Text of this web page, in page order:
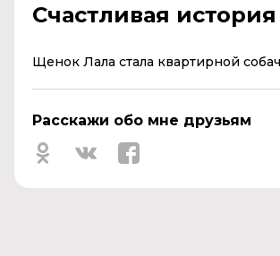
Счастливая история
Щенок Лала стала квартирной
Расскажи обо мне друзьям